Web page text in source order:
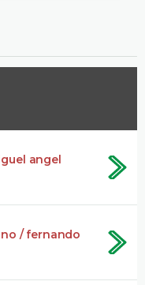
angel
/ fernando